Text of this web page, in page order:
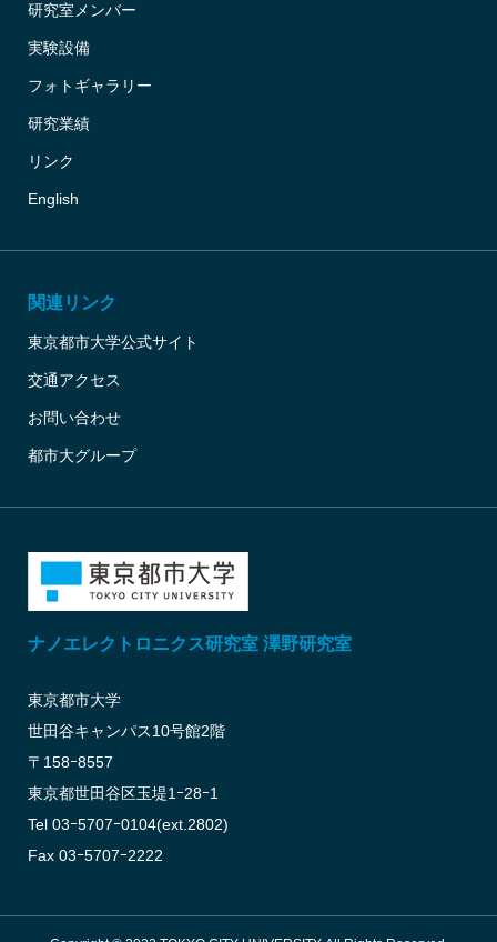
研究室メンバー
実験設備
フォトギャラリー
研究業績
リンク
English
関連リンク
東京都市大学公式サイト
交通アクセス
お問い合わせ
都市大グループ
ナノエレクトロニクス研究室 澤野研究室
東京都市大学
世田谷キャンパス10号館2階
〒158ｰ8557
東京都世田谷区玉堤1ｰ28ｰ1
Tel 03ｰ5707ｰ0104(ext.2802)
Fax 03ｰ5707ｰ2222